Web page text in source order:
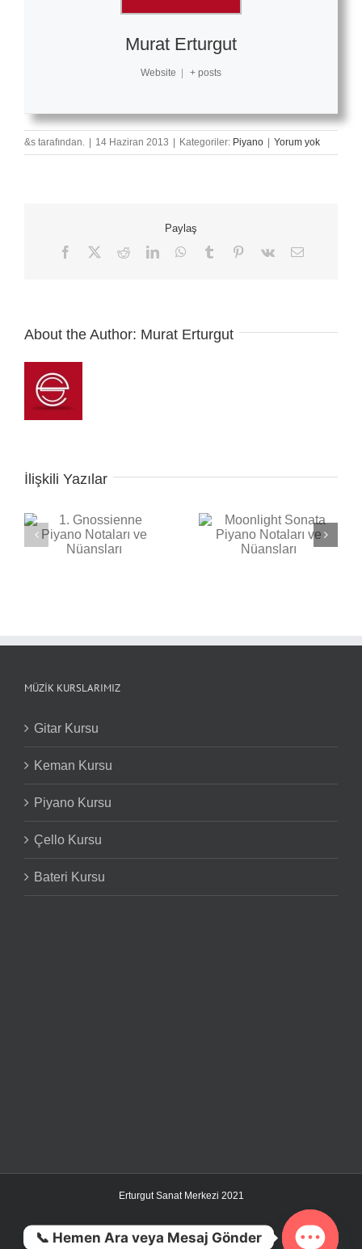
Murat Erturgut
Website | + posts
&s tarafından. | 14 Haziran 2013 | Kategoriler: Piyano | Yorum yok
Paylaş
Facebook RedditLinkedInWhatsApp
Tumblr Pinterest
Vk
E-
About the Author: Murat Erturgut
İlişkili Yazılar
Moonlight Sonata
Piyano Notaları ve
MÜZIK KURSLARIMIZ
Gitar Kursu
Keman Kursu
Piyano Kursu
Çello Kursu
Bateri Kursu
Erturgut Sanat Merkezi 2021
📞 Hemen Ara veya Mesaj Gönder